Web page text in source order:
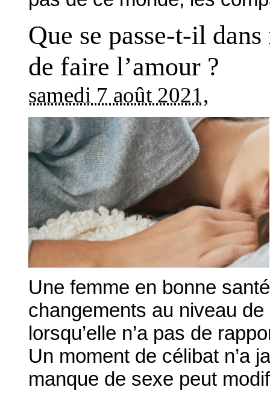
Que se passe-t-il
de faire l’amour ?
samedi 7 août 2021,
Une femme en bonne
changements au niveau
lorsqu’elle n’a pas de
Un moment de célibat n’a
manque de sexe peut